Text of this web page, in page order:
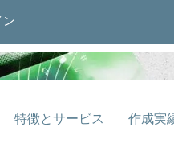
特徴とサービス 作成実